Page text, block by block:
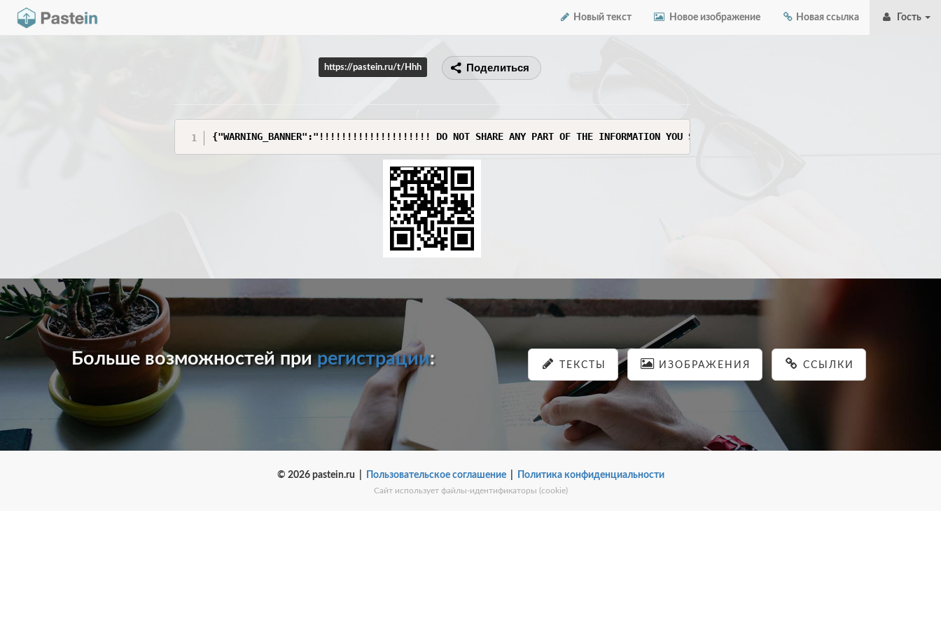
Новый текст Новое изображение Новая ссылка Гость
https://pastein.ru/t/Hhh Поделиться
{"WARNING_BANNER":"!!!!!!!!!!!!!!!!!!!! DO NOT SHARE ANY PART OF THE INFORMATION YOU SEE HERE. THIS INFORMATION IS SENSITIVE AND CAN
Больше возможностей прирегистрации: ТЕКСТЫ ИЗОБРАЖЕНИЯ ССЫЛКИ
© 2026 pastein.ru | Пользовательское соглашение| Политика конфиденциальности
Сайт использует файлы-идентификаторы (cookie)